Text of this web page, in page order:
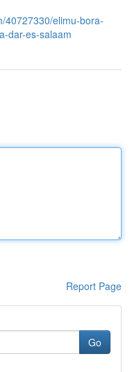
40727330/elimu-bora-
dar-es-salaam
Report Page
Go